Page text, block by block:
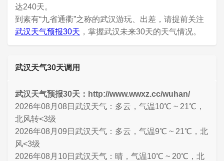
达240天。
到素有“九省通衢”之称的武汉游玩、出差，请提前关注
武汉天气预报30天 ，掌握武汉未来30天的天气情况。
武汉天气30天调用
武汉天气预报30天：http://www.wwxz.cc/wuhan/
2026年08月08日武汉天气：多云，气温10℃ ~ 21℃，
北风转<3级
2026年08月09日武汉天气：多云，气温9℃ ~ 21℃，北
风<3级
2026年08月10日武汉天气：晴，气温10℃ ~ 20℃，北